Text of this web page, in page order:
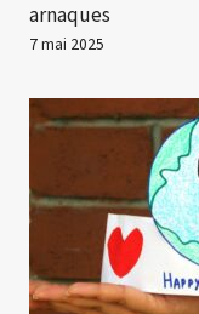
arnaques
7 mai 2025